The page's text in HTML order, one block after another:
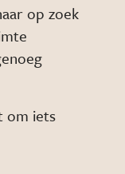
op zoek
om iets